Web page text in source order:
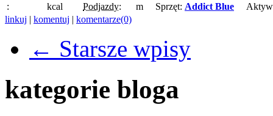
:
kcal Podjazdy: m Sprzęt: Addict Blue
linkuj | komentuj | komentarze(0)
← Starsze wpisy
kategorie bloga